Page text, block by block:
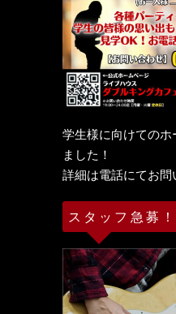
学生様に向けてのホ
ました！
詳細は電話にてお問
スタッフ急募！